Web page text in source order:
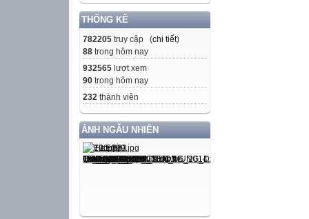
THỐNG KÊ
782205 truy cập (chi tiết)
88 trong hôm nay
932565 lượt xem
90 trong hôm nay
232 thành viên
ẢNH NGẪU NHIÊN